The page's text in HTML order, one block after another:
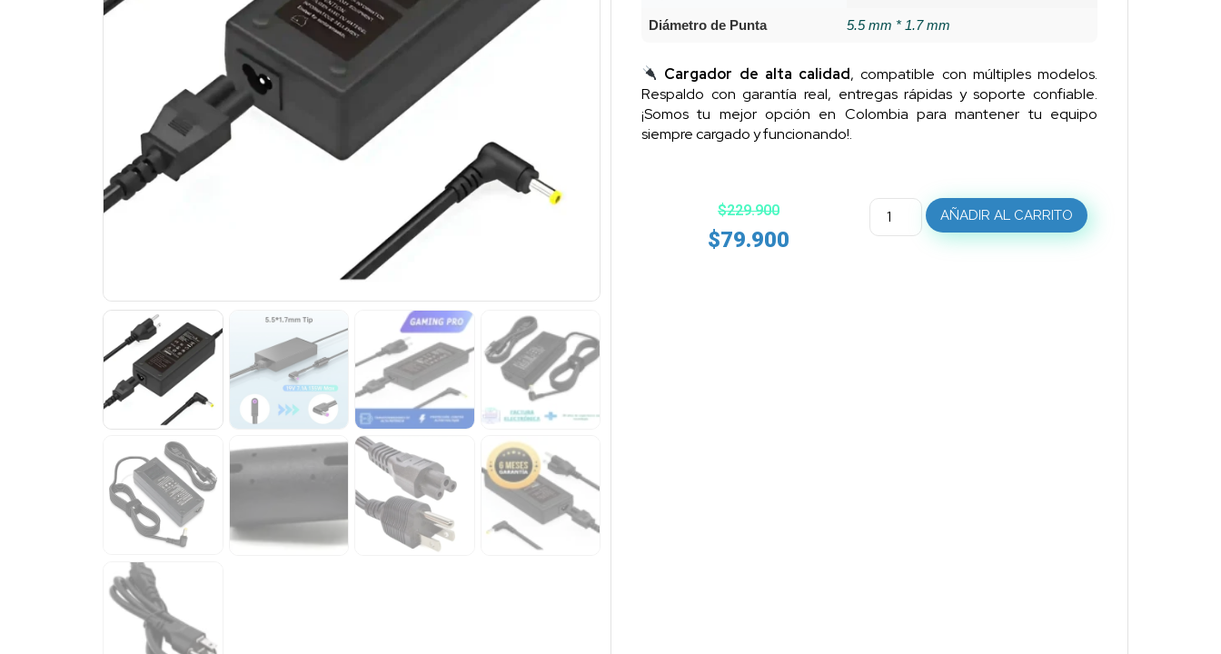
Diámetro de Punta 5.5 mm * 1.7 mm
Cargador de alta calidad, compatible con múltiples modelos.
Respaldo con garantía real, entregas rápidas y soporte confiable.
¡Somos tu mejor opción en Colombia para mantener tu equipo
siempre cargado y funcionando!.
$229.900
$79.900
AÑADIR AL CARRITO